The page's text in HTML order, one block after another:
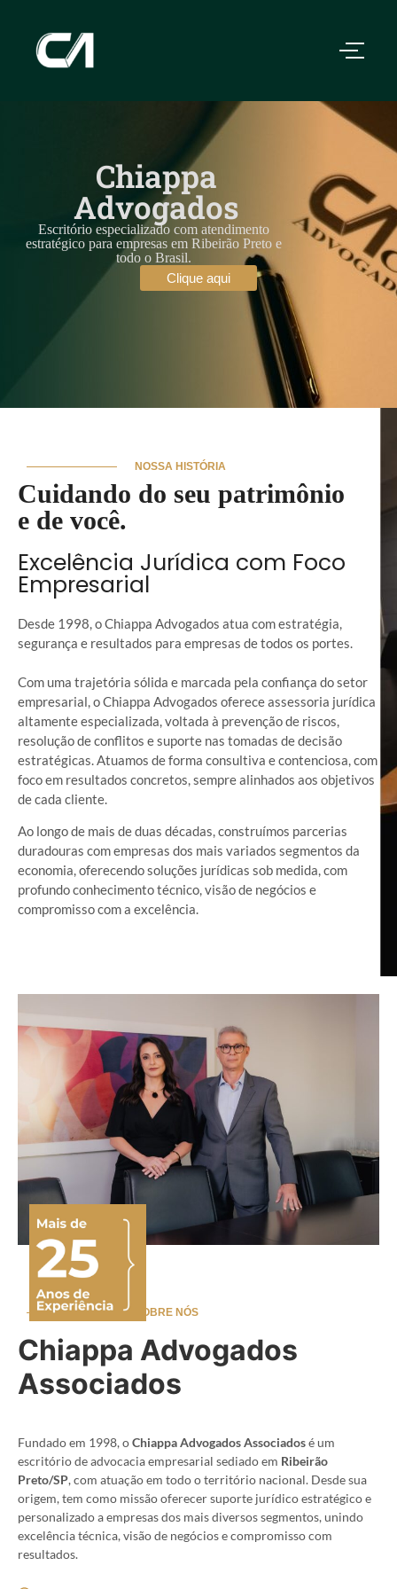
Chiappa
Advogados
Escritório especializado com atendimento
estratégico para empresas em Ribeirão Preto e
todo o Brasil.
Clique aqui
NOSSA HISTÓRIA
Cuidando do seu patrimônio
e de você.
Excelência Jurídica com Foco
Empresarial
Desde 1998, o Chiappa Advogados atua com estratégia,
segurança e resultados para empresas de todos os portes.
Com uma trajetória sólida e marcada pela confiança do setor
empresarial, o Chiappa Advogados oferece assessoria jurídica
altamente especializada, voltada à prevenção de riscos,
resolução de conflitos e suporte nas tomadas de decisão
estratégicas. Atuamos de forma consultiva e contenciosa, com
foco em resultados concretos, sempre alinhados aos objetivos
de cada cliente.
Ao longo de mais de duas décadas, construímos parcerias
duradouras com empresas dos mais variados segmentos da
economia, oferecendo soluções jurídicas sob medida, com
profundo conhecimento técnico, visão de negócios e
compromisso com a excelência.
SOBRE NÓS
Chiappa Advogados
Associados
Fundado em 1998, oChiappa Advogados Associadosé um
escritório de advocacia empresarial sediado em Ribeirão
Preto/SP, com atuação em todo o território nacional. Desde sua
origem, tem como missão oferecer suporte jurídico estratégico e
personalizado a empresas dos mais diversos segmentos, unindo
excelência técnica, visão de negócios e compromisso com
resultados.